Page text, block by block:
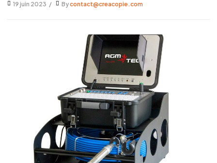
Ø50
mm
19 juin 2023 Bycontact@creacopie.com